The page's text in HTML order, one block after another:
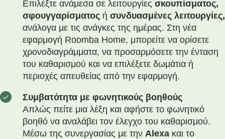
Επιλέξτε ανάμεσα σε λειτουργίες σκουπίσματος,
σφουγγαρίσματος ή συνδυασμένες λειτουργίες,
ανάλογα με τις ανάγκες της ημέρας. Στη νέα
εφαρμογή Roomba Home, μπορείτε να ορίσετε
χρονοδιαγράμματα, να προσαρμόσετε την ένταση
του καθαρισμού και να επιλέξετε δωμάτια ή
περιοχές απευθείας από την εφαρμογή.
Συμβατότητα με φωνητικούς βοηθούς
Απλώς πείτε μια λέξη και αφήστε το φωνητικό
βοηθό να αναλάβει τον έλεγχο του καθαρισμού.
Μέσω της συνεργασίας με την Alexa και το